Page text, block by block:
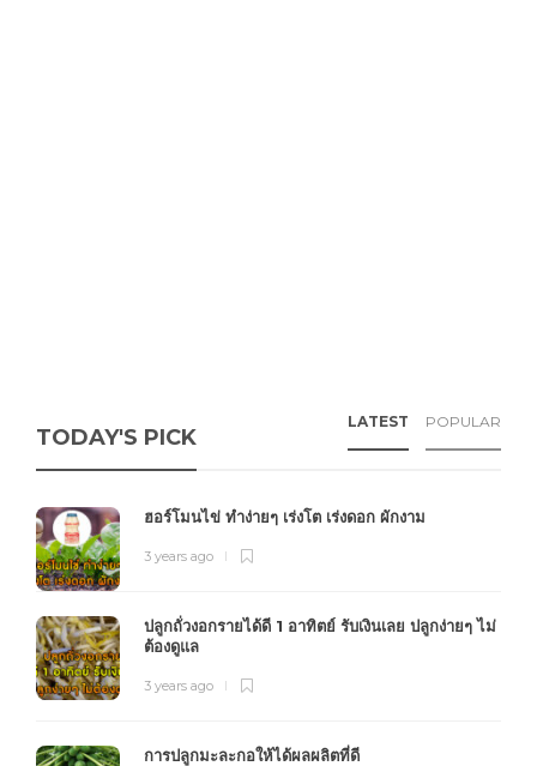
TODAY'S PICK
LATEST POPULAR
ฮอร์โมนไข่ ทำง่ายๆ เร่งโต เร่งดอก ผักงาม
3 years ago
ปลูกถั่วงอกรายได้ดี 1 อาทิตย์ รับเงินเลย ปลูกง่ายๆ ไม่
ต้องดูแล
3 years ago
การปลูกมะละกอให้ได้ผลผลิตที่ดี